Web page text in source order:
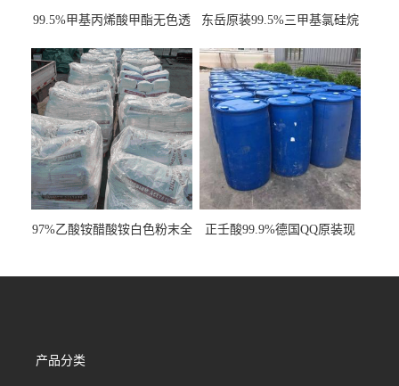
99.5%甲基丙烯酸甲酯无色透
东岳原装99.5%三甲基氯硅烷
97%乙酸铵醋酸铵白色粉末全
正壬酸99.9%德国QQ原装现
产品分类